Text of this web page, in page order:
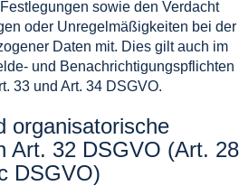
sowie den Verdacht
oder Unregelmäßigkeiten bei der
Daten mit. Dies gilt auch im
und Benachrichtigungspflichten
33 und Art. 34 DSGVO.
organisatorische
Art. 32 DSGVO (Art. 28
DSGVO)